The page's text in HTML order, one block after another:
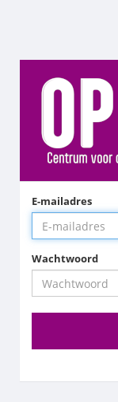
E-mailadres
Wachtwoord